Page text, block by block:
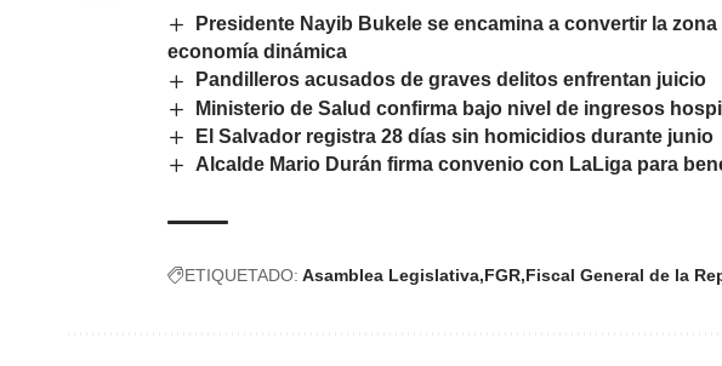
Presidente Nayib Bukele se encamina a convertir la
economía dinámica
Pandilleros acusados de graves delitos enfrentan juicio
Ministerio de Salud confirma bajo nivel de ingresos
El Salvador registra 28 días sin homicidios durante junio
Alcalde Mario Durán firma convenio con LaLiga para
ETIQUETADO: Asamblea Legislativa FGR Fiscal General de la